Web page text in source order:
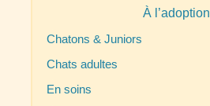
À l’adoption
Chatons & Juniors
Chats adultes
En soins